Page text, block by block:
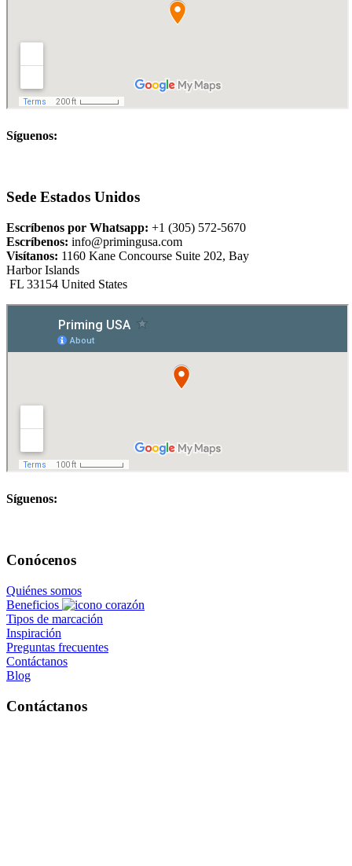
Síguenos:
Sede Estados Unidos
Escríbenos por Whatsapp: +1 (305) 572-5670
Escríbenos: info@primingusa.com
Visítanos: 1160 Kane Concourse Suite 202, Bay
Harbor Islands
FL 33154 United States
Síguenos:
Conócenos
Quiénes somos
Beneficios
Tipos de marcación
Inspiración
Preguntas frecuentes
Contáctanos
Blog
Contáctanos